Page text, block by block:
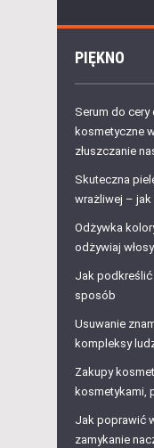
PIĘKNO
Serum do cery
kosmetyczne
złuszczanie
Skuteczna
wrażliwej – jak
Odżywka
odżywiaj włosy
Jak podkreślić
sposób
Usuwanie
kompleksy
Zakupy
kosmetykami,
Jak poprawić
zamykanie